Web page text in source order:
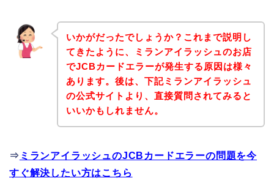
いかがだったでしょうか？これまで説明し
てきたように、ミランアイラッシュのお店
でJCBカードエラーが発生する原因は様々
あります。後は、下記ミランアイラッシュ
の公式サイトより、直接質問されてみると
いいかもしれません。
⇒ ミランアイラッシュのJCBカードエラーの問題を今
すぐ解決したい方はこちら